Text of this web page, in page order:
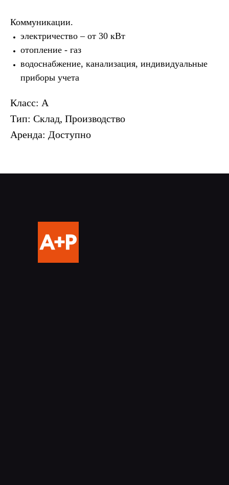
Коммуникации.
электричество – от 30 кВт
отопление - газ
водоснабжение, канализация, индивидуальные
приборы учета
Класс: А
Тип: Склад, Производство
Аренда: Доступно